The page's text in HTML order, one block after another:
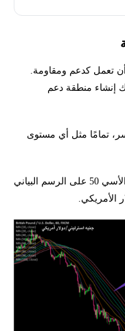
تعمل كدعم ومقاومة.
إنشاء منطقة دعم
تمامًا مثل أي مستوى
لنلقي نظرة أخرى على المتوسط المتحرك الأسي 50 على الرسم البياني